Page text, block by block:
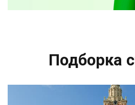
Подборка